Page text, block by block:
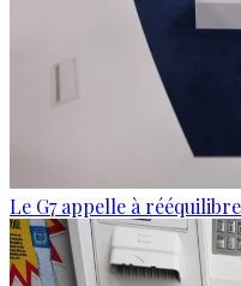
Le G7 appelle à